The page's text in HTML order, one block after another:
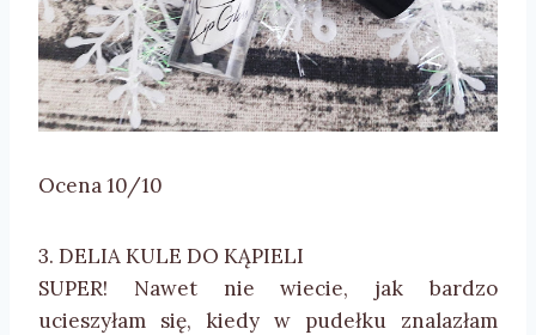
Ocena 10/10
3. DELIA KULE DO KĄPIELI
SUPER! Nawet nie wiecie, jak bardzo
ucieszyłam się, kiedy w pudełku znalazłam